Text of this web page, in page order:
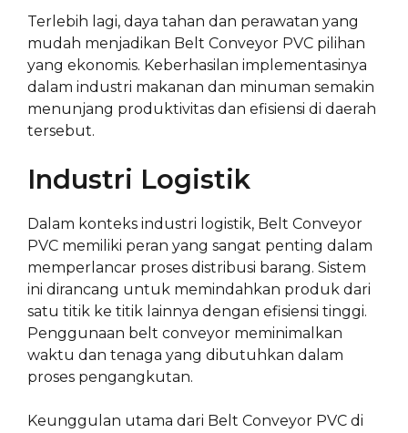
Terlebih lagi, daya tahan dan perawatan yang
mudah menjadikan Belt Conveyor PVC pilihan
yang ekonomis. Keberhasilan implementasinya
dalam industri makanan dan minuman semakin
menunjang produktivitas dan efisiensi di daerah
tersebut.
Industri Logistik
Dalam konteks industri logistik, Belt Conveyor
PVC memiliki peran yang sangat penting dalam
memperlancar proses distribusi barang. Sistem
ini dirancang untuk memindahkan produk dari
satu titik ke titik lainnya dengan efisiensi tinggi.
Penggunaan belt conveyor meminimalkan
waktu dan tenaga yang dibutuhkan dalam
proses pengangkutan.
Keunggulan utama dari Belt Conveyor PVC di